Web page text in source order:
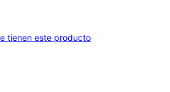
tienen este producto